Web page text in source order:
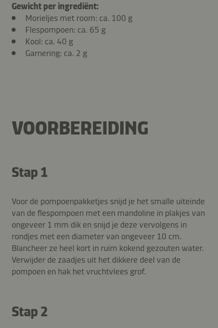
Gewicht per ingrediënt:
Morieljes met room: ca. 100 g
Flespompoen: ca. 65 g
Kool: ca. 40 g
Garnering: ca. 2 g
VOORBEREIDING
Stap 1
Voor de pompoenpakketjes snijd je het smalle uiteinde
van de flespompoen met een mandoline in plakjes van
ongeveer 1 mm dik en snijd je deze vervolgens in
rondjes met een diameter van ongeveer 10 cm.
Blancheer ze heel kort in ruim kokend gezouten water.
Verwijder de zaadjes uit het dikkere deel van de
pompoen en hak het vruchtvlees grof.
Stap 2